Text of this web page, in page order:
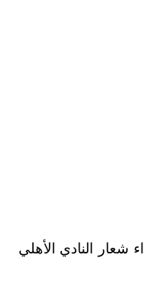
شعار النادي الأهلي